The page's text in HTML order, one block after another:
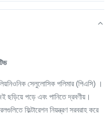
সেলুলোসিক পলিমার (পিএসি) ।
ছড়িয়ে পড়ে এবং পানিতে দ্রবণীয়।
ফিল্টারেশন নিয়ন্ত্রণ সরবরাহ করে